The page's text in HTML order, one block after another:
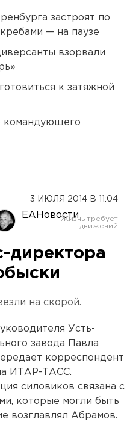
застроят по
— на паузе
взорвали
к затяжной
командующего
3 ИЮЛЯ 2014 В 11:04
ЕАНовости
директора
на скорой.
Усть-
завода Павла
корреспондент
ИТАР-ТАСС.
силовиков связана с
которые могли быть
возглавлял Абрамов.